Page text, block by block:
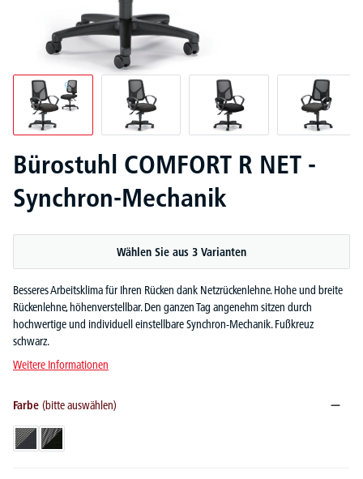
Bürostuhl COMFORT R NET -
Synchron-Mechanik
Wählen Sie aus 3 Varianten
Besseres Arbeitsklima für Ihren Rücken dank Netzrückenlehne. Hohe und breite
Rückenlehne, höhenverstellbar. Den ganzen Tag angenehm sitzen durch
hochwertige und individuell einstellbare Synchron-Mechanik. Fußkreuz
schwarz.
Weitere Informationen
Farbe (bitte auswählen)
Schwarz/Anthrazit
Schwarz/Schwarz